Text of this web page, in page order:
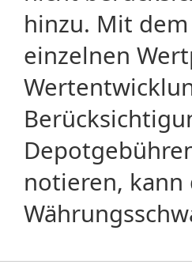
hinzu. Mit
einzelnen
notieren,